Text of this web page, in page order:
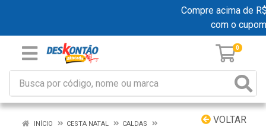
Compre acima de
com o
0
VOLTAR
INÍCIO CESTA NATAL
CALDAS